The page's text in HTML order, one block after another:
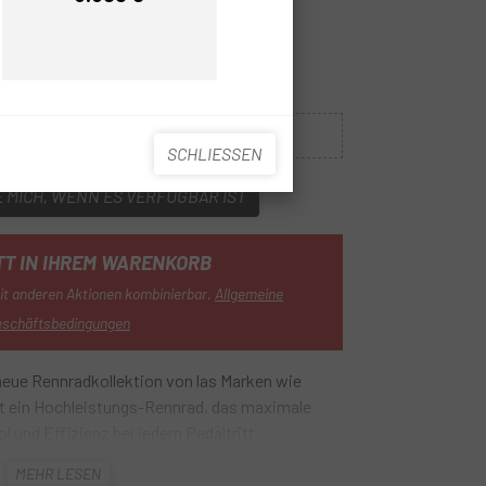
MICH, WENN ES VERFÜGBAR IST
Preis
SCHLIESSEN
IN IHREM WARENKORB
anderen Aktionen kombinierbar. Allgemeine
Rennradkollektion von las Marken wie
ein Hochleistungs-Rennrad, das maximale
MEHR LESEN